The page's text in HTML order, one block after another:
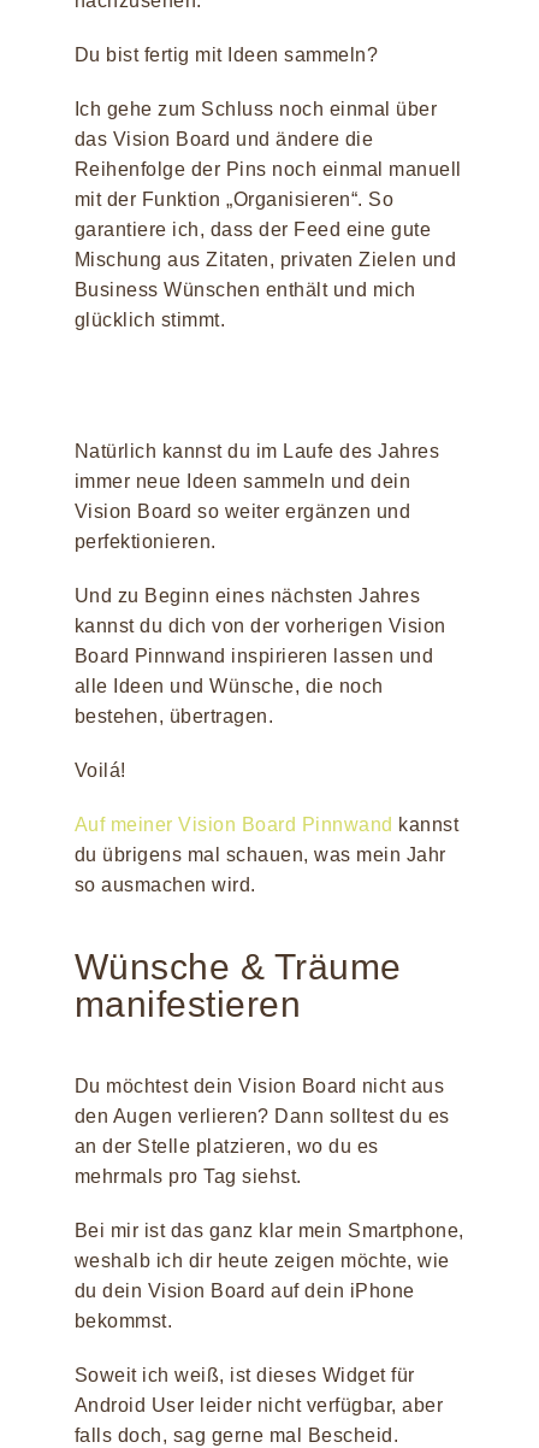
Du bist fertig mit Ideen sammeln?
Ich gehe zum Schluss noch einmal über
das Vision Board und ändere die
Reihenfolge der Pins noch einmal manuell
mit der Funktion „Organisieren“. So
garantiere ich, dass der Feed eine gute
Mischung aus Zitaten, privaten Zielen und
Business Wünschen enthält und mich
glücklich stimmt.
Natürlich kannst du im Laufe des Jahres
immer neue Ideen sammeln und dein
Vision Board so weiter ergänzen und
perfektionieren.
Und zu Beginn eines nächsten Jahres
kannst du dich von der vorherigen Vision
Board Pinnwand inspirieren lassen und
alle Ideen und Wünsche, die noch
bestehen, übertragen.
Voilá!
Auf meiner Vision Board Pinnwand kannst
du übrigens mal schauen, was mein Jahr
so ausmachen wird.
Wünsche & Träume
manifestieren
Du möchtest dein Vision Board nicht aus
den Augen verlieren? Dann solltest du es
an der Stelle platzieren, wo du es
mehrmals pro Tag siehst.
Bei mir ist das ganz klar mein Smartphone,
weshalb ich dir heute zeigen möchte, wie
du dein Vision Board auf dein iPhone
bekommst.
Soweit ich weiß, ist dieses Widget für
Android User leider nicht verfügbar, aber
falls doch, sag gerne mal Bescheid.